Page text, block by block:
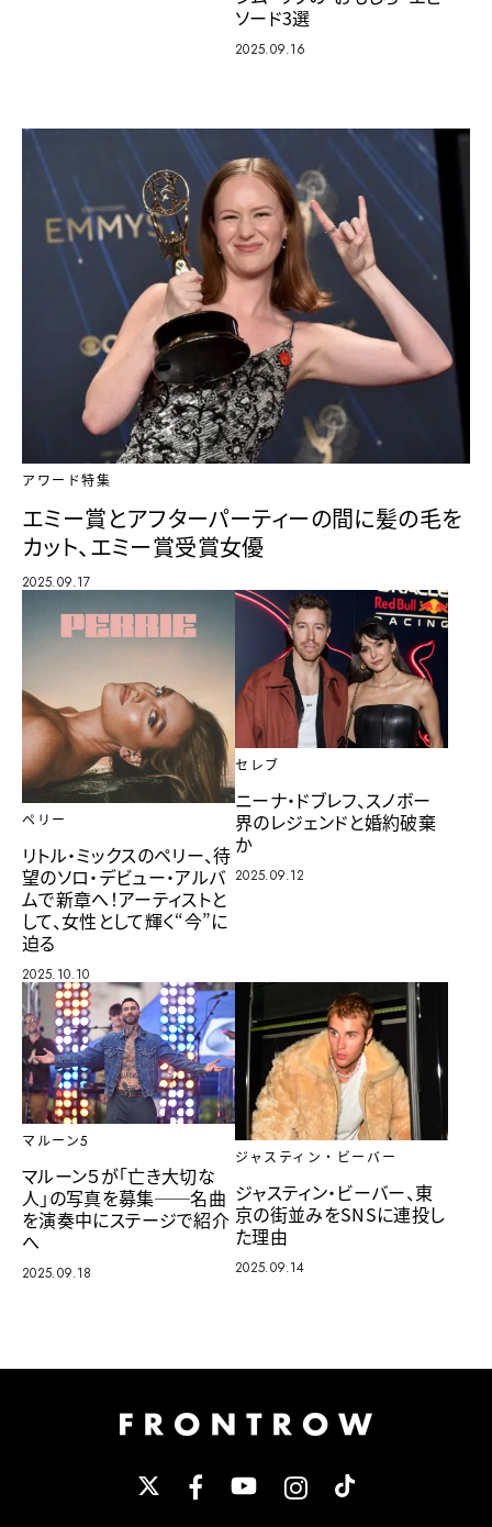
ソード3選
2025.09.16
アワード特集
エミー賞とアフターパーティーの間に髪の毛を
カット、エミー賞受賞女優
2025.09.17
ペリー
リトル・ミックスのペリー、待
望のソロ・デビュー・アルバ
ムで新章へ！アーティストと
して、女性として輝く“今”に
迫る
2025.10.10
セレブ
ニーナ・ドブレフ、スノボー
界のレジェンドと婚約破棄
か
2025.09.12
マルーン5
マルーン５が「亡き大切な
人」の写真を募集──名曲
を演奏中にステージで紹介
へ
2025.09.18
ジャスティン・ビーバー
ジャスティン・ビーバー、東
京の街並みをSNSに連投し
た理由
2025.09.14